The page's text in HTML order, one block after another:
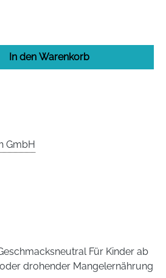
gewünschten Wert
In den Warenkorb
GmbH
Für Kinder ab
drohender Mangelernährung